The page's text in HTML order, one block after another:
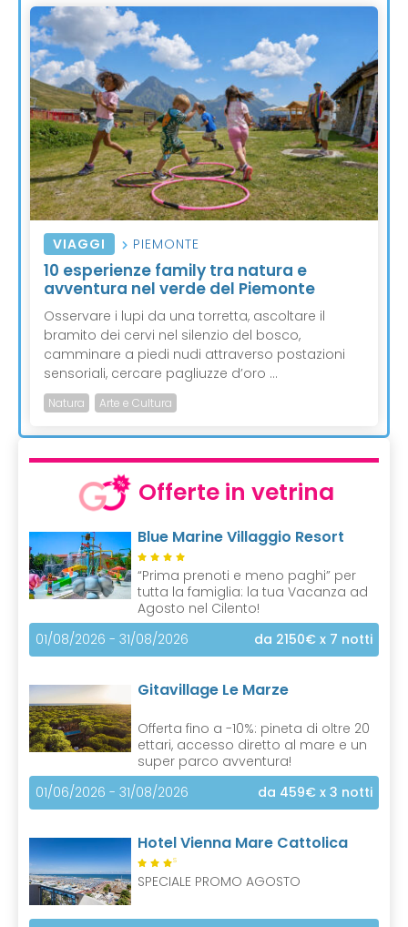
VIAGGI PIEMONTE
10 esperienze family tra natura e
avventura nel verde del Piemonte
Osservare i lupi da una torretta, ascoltare il
bramito dei cervi nel silenzio del bosco,
camminare a piedi nudi attraverso postazioni
sensoriali, cercare pagliuzze d’oro ...
Natura Arte e Cultura
Offerte in vetrina
Blue Marine Villaggio Resort
“Prima prenoti e meno paghi” per
tutta la famiglia: la tua Vacanza ad
Agosto nel Cilento!
01/08/2026 - 31/08/2026
da 2150€ x 7 notti
Gitavillage Le Marze
Offerta fino a -10%: pineta di oltre 20
ettari, accesso diretto al mare e un
super parco avventura!
01/06/2026 - 31/08/2026
da 459€ x 3 notti
Hotel Vienna Mare Cattolica
S
SPECIALE PROMO AGOSTO